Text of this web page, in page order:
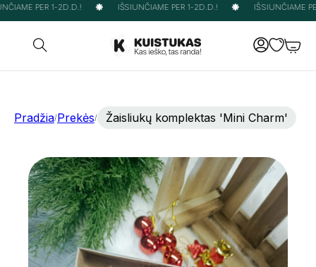
PER 1-2D.D.! IŠSIUNČIAME PER 1-2D.D.! IŠSIUNČIAME
Pradžia/Prekės/ Žaisliukų komplektas 'Mini Charm'